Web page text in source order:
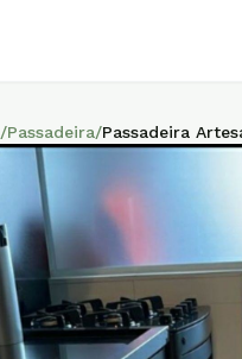
/Passadeira/Passadeira